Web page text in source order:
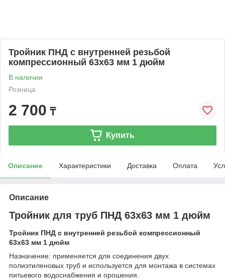
Тройник ПНД с внутренней резьбой
компрессионный 63x63 мм 1 дюйм
В наличии
Розница
2 700 ₸
Купить
Описание Характеристики Доставка Оплата
Описание
Тройник для труб ПНД 63x63 мм 1 дюйм
Тройник ПНД с внутренней резьбой компрессионный
63x63 мм 1 дюйм
Назначение: применяется для соединения двух
полиэтиленовых труб и используется для монтажа в системах
питьевого водоснабжения и орошения.